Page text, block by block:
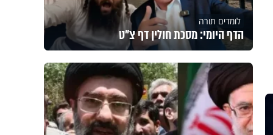
לומדים תורה
הדף היומי: מסכת חולין דף צ"ט